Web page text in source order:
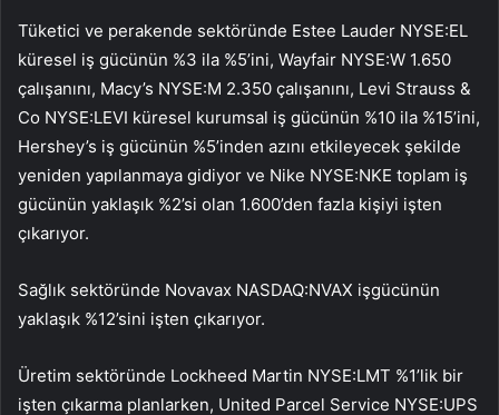
Tüketici ve perakende sektöründe Estee Lauder NYSE:EL
küresel iş gücünün %3 ila %5’ini, Wayfair NYSE:W 1.650
çalışanını, Macy’s NYSE:M 2.350 çalışanını, Levi Strauss &
Co NYSE:LEVI küresel kurumsal iş gücünün %10 ila %15’ini,
Hershey’s iş gücünün %5’inden azını etkileyecek şekilde
yeniden yapılanmaya gidiyor ve Nike NYSE:NKE toplam iş
gücünün yaklaşık %2’si olan 1.600’den fazla kişiyi işten
çıkarıyor.
Sağlık sektöründe Novavax NASDAQ:NVAX işgücünün
yaklaşık %12’sini işten çıkarıyor.
Üretim sektöründe Lockheed Martin NYSE:LMT %1’lik bir
işten çıkarma planlarken, United Parcel Service NYSE:UPS